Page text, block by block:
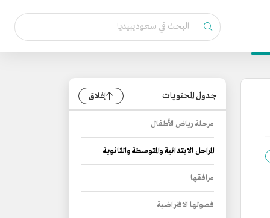
جدول المحتويات إغلاق
مرحلة رياض الأطفال
المراحل الابتدائية والمتوسطة والثانوية
مرافقها
فصولها الافتراضية